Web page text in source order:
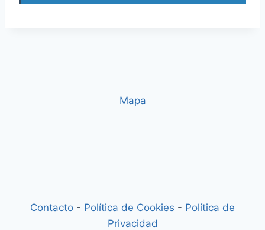
Mapa
Contacto - Política de Cookies - Política de
Privacidad